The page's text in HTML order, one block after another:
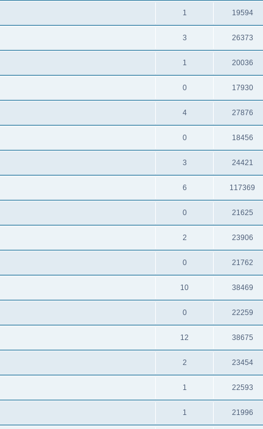
1 19594
3 26373
1 20036
0 17930
4 27876
0 18456
3 24421
6 117369
0 21625
2 23906
0 21762
10 38469
0 22259
12 38675
2 23454
1 22593
1 21996